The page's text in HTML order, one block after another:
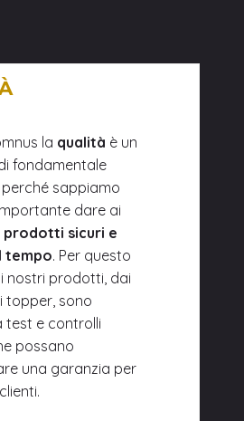
la qualità è un
fondamentale
sappiamo
dare ai
prodotti sicuri e
tempo. Per questo
nostri prodotti, dai
topper, sono
test e controlli
possano
una garanzia per